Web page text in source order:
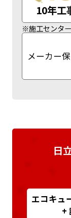
10年工
※施工センタ
メーカー
日
エコキュ
+